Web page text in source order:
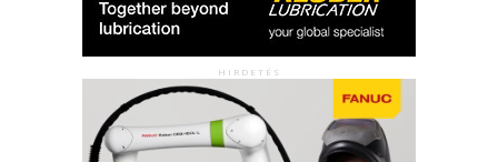
HIRDETÉS